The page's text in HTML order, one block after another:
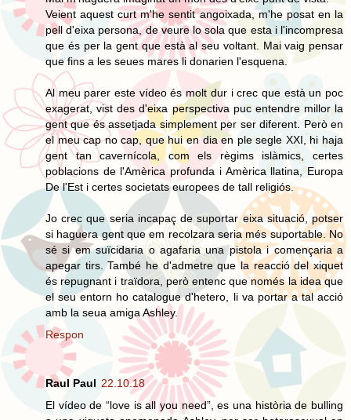
Veient aquest curt m'he sentit angoixada, m'he posat en la
pell d'eixa persona, de veure lo sola que esta i l'incompresa
que és per la gent que està al seu voltant. Mai vaig pensar
que fins a les seues mares li donarien l'esquena.
Al meu parer este vídeo és molt dur i crec que està un poc
exagerat, vist des d'eixa perspectiva puc entendre millor la
gent que és assetjada simplement per ser diferent. Però en
el meu cap no cap, que hui en dia en ple segle XXI, hi haja
gent tan cavernícola, com els règims islàmics, certes
poblacions de l'Amèrica profunda i Amèrica llatina, Europa
De l'Est i certes societats europees de tall religiós.
Jo crec que seria incapaç de suportar eixa situació, potser
si haguera gent que em recolzara seria més suportable. No
sé si em suïcidaria o agafaria una pistola i començaria a
apegar tirs. També he d'admetre que la reacció del xiquet
és repugnant i traïdora, però entenc que només la idea que
el seu entorn ho catalogue d'hetero, li va portar a tal acció
amb la seua amiga Ashley.
Respon
Raul Paul 22.10.18
El vídeo de “love is all you need”, es una història de bulling